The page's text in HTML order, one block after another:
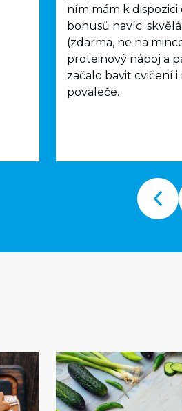
ním mám k
bonusů navíc:
(zdarma, ne na
proteinový nápoj a
začalo bavit cvičení
povaleče.